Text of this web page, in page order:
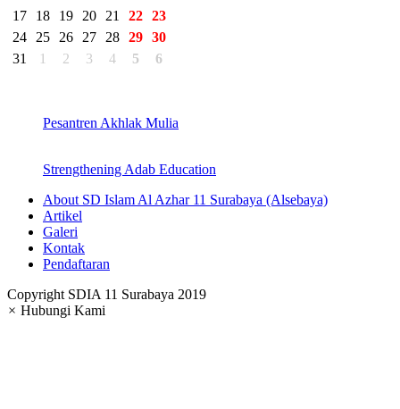
17
18 19 20 21 22 23
24
25 26 27 28 29 30
31
1 2 3 4 5 6
Pesantren Akhlak Mulia
Strengthening Adab Education
About SD Islam Al Azhar 11 Surabaya (Alsebaya)
Artikel
Galeri
Kontak
Pendaftaran
Copyright SDIA 11 Surabaya 2019
× Hubungi Kami